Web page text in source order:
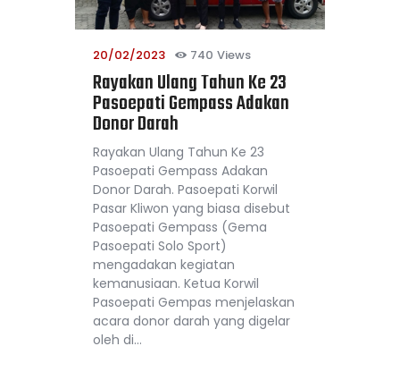
20/02/2023 740 Views
Rayakan Ulang Tahun Ke 23
Pasoepati Gempass Adakan
Donor Darah
Rayakan Ulang Tahun Ke 23
Pasoepati Gempass Adakan
Donor Darah. Pasoepati Korwil
Pasar Kliwon yang biasa disebut
Pasoepati Gempass (Gema
Pasoepati Solo Sport)
mengadakan kegiatan
kemanusiaan. Ketua Korwil
Pasoepati Gempas menjelaskan
acara donor darah yang digelar
oleh di…